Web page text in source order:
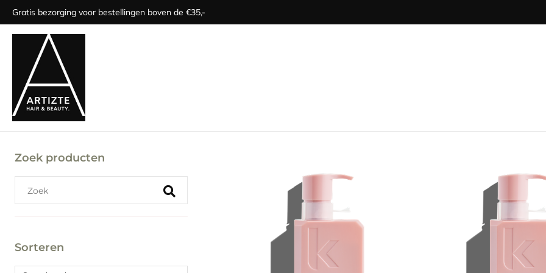
Gratis bezorging voor bestellingen boven de €35,-
Zoek producten
Sorteren